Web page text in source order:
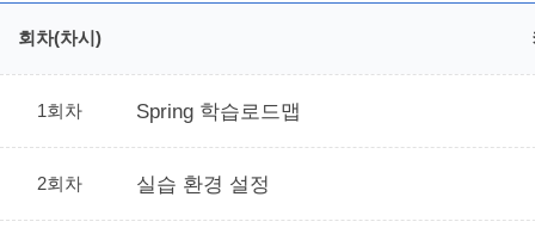
회차(차시)
1회차 Spring 학습로드맵
2회차 실습 환경 설정